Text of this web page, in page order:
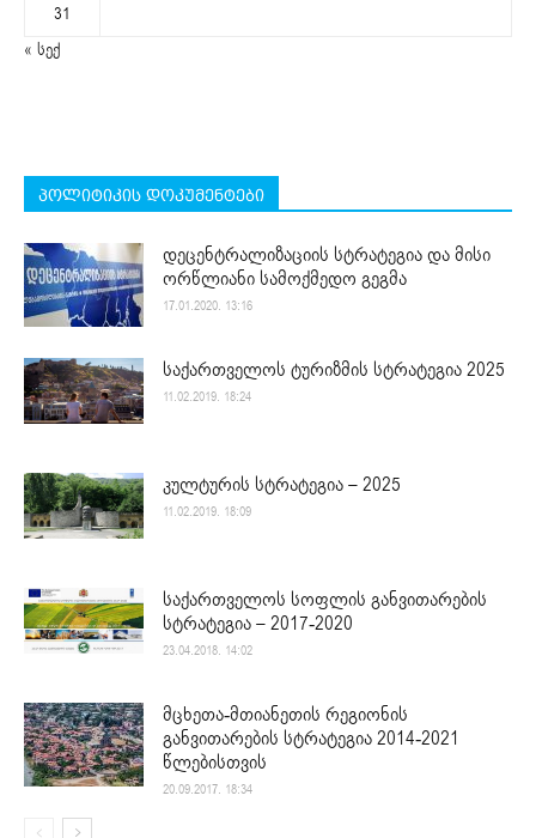
31
« სექ
პოლიტიკის დოკუმენტები
დეცენტრალიზაციის სტრატეგია და მისი
ორწლიანი სამოქმედო გეგმა
17.01.2020. 13:16
საქართველოს ტურიზმის სტრატეგია 2025
11.02.2019. 18:24
კულტურის სტრატეგია – 2025
11.02.2019. 18:09
საქართველოს სოფლის განვითარების
სტრატეგია – 2017-2020
23.04.2018. 14:02
მცხეთა-მთიანეთის რეგიონის
განვითარების სტრატეგია 2014-2021
წლებისთვის
20.09.2017. 18:34